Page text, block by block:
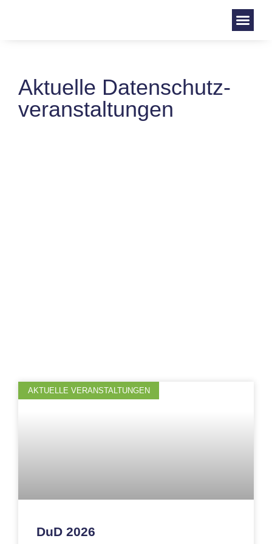
Aktuelle Datenschutz­
veranstaltungen
AKTUELLE VERANSTALTUNGEN
DuD 2026